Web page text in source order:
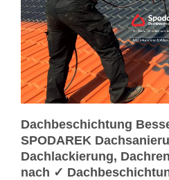
Dachbeschichtung
SPODAREK
Dachlackierung,
nach ✓